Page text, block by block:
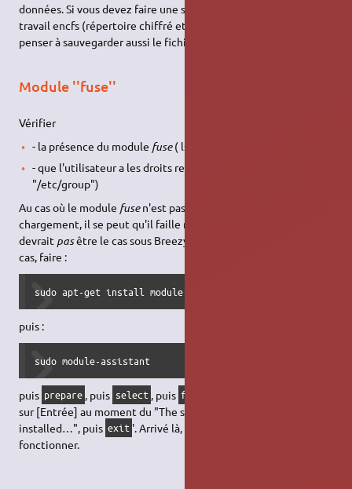
données. Si vous devez faire une sauvegarde des répertoires de
travail encfs (répertoire chiffré et répertoire ouvert), il faut
penser à sauvegarder aussi le fichier .encfs5 correspondant.
Module ''fuse''
Vérifier
- la présence du module fuse( lsmod | grep fuse)
- que l'utilisateur a les droits requis (grep "fuse"
"/etc/group")
Au cas où le module fusen'est pas trouvé au moment du
chargement, il se peut qu'il faille modifier le noyau (ce ne
devrait pasêtre le cas sous Breezy, Dapper ou Edgy). Dans ce
cas, faire :
sudo apt-get install module-assistant
puis :
sudo module-assistant
puis prepare , puis select , puis fuse
sur [Entrée] au moment du "The source package may not be
installed…", puis exit '. Arrivé là, le
fonctionner.